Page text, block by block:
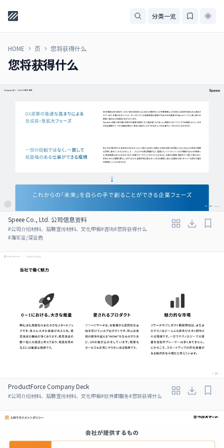
分类一览
HOME 页 您将获得什么
您将获得什么
Speee Co., Ltd. 公司信息资料
#公司介绍材料、招聘宣传材料、文化甲板#咨询#您将获得什么
#海军蓝/深蓝色
ProductForce Company Deck
#公司介绍材料、招聘宣传材料、文化甲板#软件即服务#您将获得什么